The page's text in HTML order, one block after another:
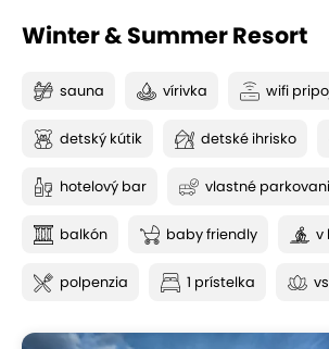
Winter & Summer Resort
sauna vírivka wifi
detský kútik detské ihrisko
hotelový bar vlastné
balkón baby friendly v
polpenzia 1 prístelka